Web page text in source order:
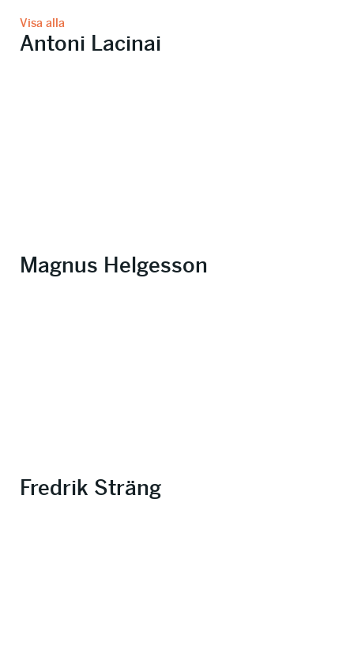
Visa alla
Antoni Lacinai
Magnus Helgesson
Fredrik Sträng